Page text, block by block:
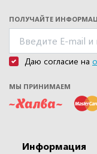
ПОЛУЧАЙТЕ
Даю согласие на
МЫ ПРИНИМАЕМ
Информация